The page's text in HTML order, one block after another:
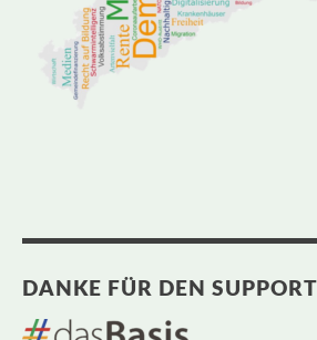
DANKE FÜR DEN SUPPORT